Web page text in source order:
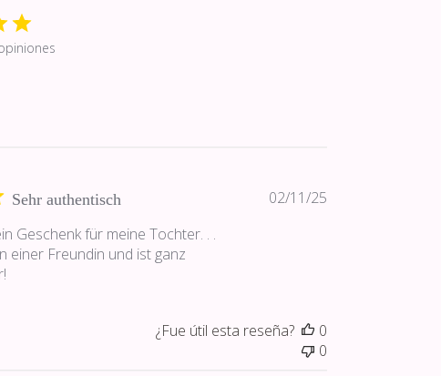
Sehr authentisch
Geschenk für meine Tochter. . .
einer Freundin und ist ganz
Fecha
02/11/25
¿Fue útil esta reseña?
0
0